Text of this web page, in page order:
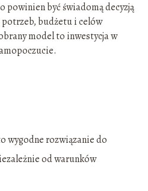
powinien być świadomą decyzją
potrzeb, budżetu i celów
model to inwestycja w
wygodne rozwiązanie do
od warunków